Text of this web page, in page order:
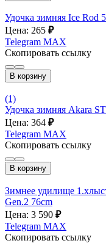
Удочка зимняя Ice Rod
Цена: 265 ₽
Telegram MAX
Скопировать ссылку
В корзину
(1)
Удочка зимняя Akara
Цена: 364 ₽
Telegram MAX
Скопировать ссылку
В корзину
Зимнее удилище
Gen.2 76cm
Цена: 3 590 ₽
Telegram MAX
Скопировать ссылку